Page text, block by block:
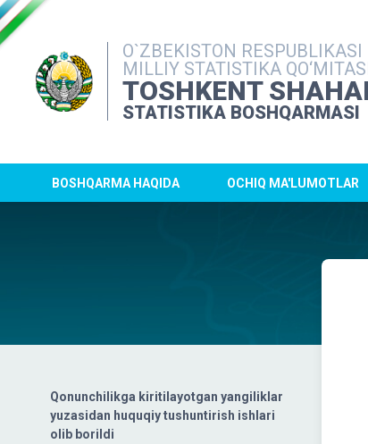
O`ZBEKISTON RESPUBLIKASI
MILLIY STATISTIKA
TOSHKENT
STATISTIKA BOSHQARMASI
BOSHQARMA HAQIDA OCHIQ MA'LUMOTLAR
Qonunchilikga kiritilayotgan yangiliklar
yuzasidan huquqiy tushuntirish ishlari
olib borildi